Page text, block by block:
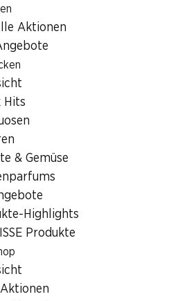
Aktionen
Hits
& Gemüse
Highlights
Produkte
19, 1450 Sainte-Croix
1450 Sainte-Croix